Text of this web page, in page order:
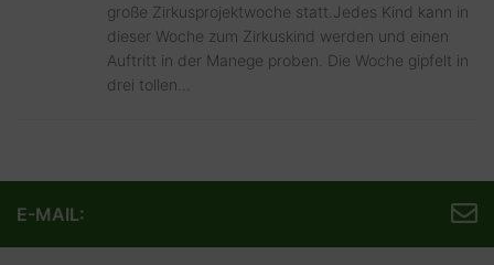
große Zirkusprojektwoche statt.Jedes Kind kann in
dieser Woche zum Zirkuskind werden und einen
Auftritt in der Manege proben. Die Woche gipfelt in
drei tollen...
E-MAIL: